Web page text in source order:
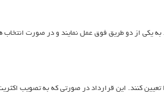
يكي از دو طريق فوق عمل نمايند و در صورت
را تعيين كنند. اين قرارداد در صورتي كه به تصويب